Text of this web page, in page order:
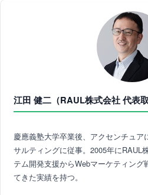
江田 健二（RAUL株式会社 代表取
慶應義塾大学卒業後、アクセンチュ
サルティングに従事。2005年にRAUL
テム開発支援からWebマーケティング
てきた実績を持つ。